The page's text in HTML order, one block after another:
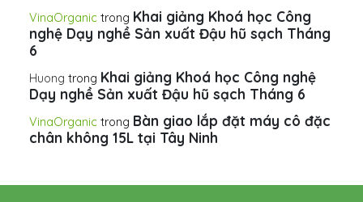
VinaOrganic trong Khai giảng Khoá học Công
nghệ Dạy nghề Sản xuất Đậu hũ sạch Tháng
6
Huong trong Khai giảng Khoá học Công nghệ
Dạy nghề Sản xuất Đậu hũ sạch Tháng 6
VinaOrganic trong Bàn giao lắp đặt máy cô đặc
chân không 15L tại Tây Ninh